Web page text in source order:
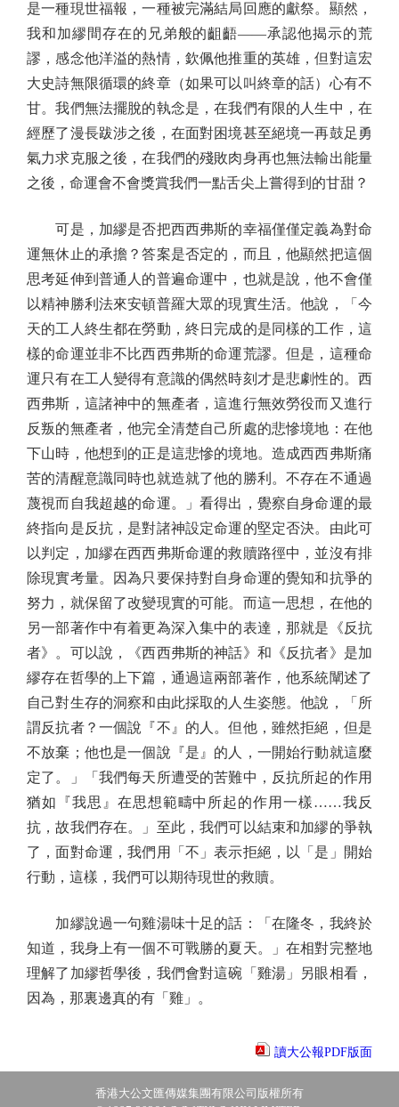
是一種現世福報，一種被完滿結局回應的獻祭。顯然，
我和加繆間存在的兄弟般的齟齬——承認他揭示的荒
謬，感念他洋溢的熱情，欽佩他推重的英雄，但對這宏
大史詩無限循環的終章（如果可以叫終章的話）心有不
甘。我們無法擺脫的執念是，在我們有限的人生中，在
經歷了漫長跋涉之後，在面對困境甚至絕境一再鼓足勇
氣力求克服之後，在我們的殘敗肉身再也無法輸出能量
之後，命運會不會獎賞我們一點舌尖上嘗得到的甘甜？
可是，加繆是否把西西弗斯的幸福僅僅定義為對命
運無休止的承擔？答案是否定的，而且，他顯然把這個
思考延伸到普通人的普遍命運中，也就是說，他不會僅
以精神勝利法來安頓普羅大眾的現實生活。他說，「今
天的工人終生都在勞動，終日完成的是同樣的工作，這
樣的命運並非不比西西弗斯的命運荒謬。但是，這種命
運只有在工人變得有意識的偶然時刻才是悲劇性的。西
西弗斯，這諸神中的無產者，這進行無效勞役而又進行
反叛的無產者，他完全清楚自己所處的悲慘境地：在他
下山時，他想到的正是這悲慘的境地。造成西西弗斯痛
苦的清醒意識同時也就造就了他的勝利。不存在不通過
蔑視而自我超越的命運。」看得出，覺察自身命運的最
終指向是反抗，是對諸神設定命運的堅定否決。由此可
以判定，加繆在西西弗斯命運的救贖路徑中，並沒有排
除現實考量。因為只要保持對自身命運的覺知和抗爭的
努力，就保留了改變現實的可能。而這一思想，在他的
另一部著作中有着更為深入集中的表達，那就是《反抗
者》。可以說，《西西弗斯的神話》和《反抗者》是加
繆存在哲學的上下篇，通過這兩部著作，他系統闡述了
自己對生存的洞察和由此採取的人生姿態。他說，「所
謂反抗者？一個說『不』的人。但他，雖然拒絕，但是
不放棄；他也是一個說『是』的人，一開始行動就這麼
定了。」「我們每天所遭受的苦難中，反抗所起的作用
猶如『我思』在思想範疇中所起的作用一樣……我反
抗，故我們存在。」至此，我們可以結束和加繆的爭執
了，面對命運，我們用「不」表示拒絕，以「是」開始
行動，這樣，我們可以期待現世的救贖。
加繆說過一句雞湯味十足的話：「在隆冬，我終於
知道，我身上有一個不可戰勝的夏天。」在相對完整地
理解了加繆哲學後，我們會對這碗「雞湯」另眼相看，
因為，那裏邊真的有「雞」。
讀大公報PDF版面
香港大公文匯傳媒集團有限公司版權所有